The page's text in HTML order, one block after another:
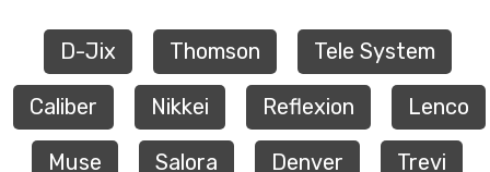
D-Jix Thomson Tele System
Caliber Nikkei Reflexion Lenco
Muse Salora Denver Trevi